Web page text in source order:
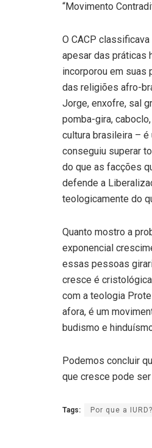
“Movimento
O CACP
apesar das práticas
incorporou em suas
das religiões afro-
Jorge, enxofre, sal
pomba-gira,
cultura brasileira – é
conseguiu superar
do que as facções
defende a
teologicamente do
Quanto mostro a
exponencial
essas pessoas
cresce é
com a teologia
afora, é um
budismo e
Podemos concluir
que cresce pode
Tags: Por que a IURD?